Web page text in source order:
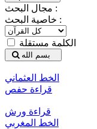
مجال البحث :
خاصية البحث :
الكلمة مستقلة
الخط العثماني
قراءة حفص
قراءة ورش
الخط المغربي